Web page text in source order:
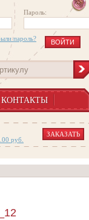
Пароль:
пароль?
КОНТАКТЫ
руб.
ЗАКАЗАТЬ